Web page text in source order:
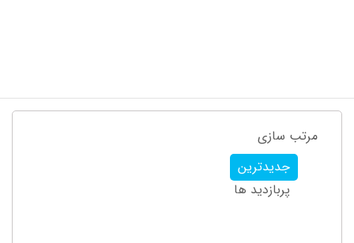
مرتب سازی
جدیدترین
پربازدید ها